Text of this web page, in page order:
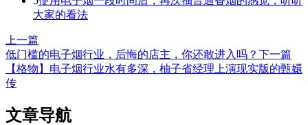
大家的看法
上一篇
低门槛的电子烟行业，后悔的店主，你还敢进入吗？ 下一篇
【格物】电子烟行业水有多深，柚子省经理上演现实版的甄嬛
传
文章导航